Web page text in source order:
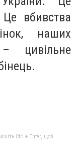
Це вбивства
наших
цивільне
Ctrl + Enter, щоб